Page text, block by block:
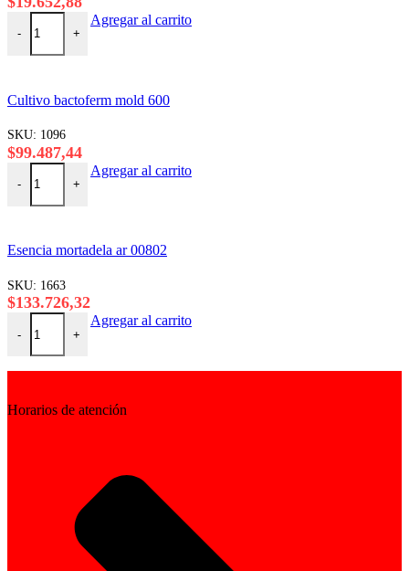
-
Cultivo bactoferm f-1 100 cantidad
+
Agregar al carrito
Cultivo bactoferm mold 600
SKU: 1096
$99.487,44
-
Cultivo bactoferm mold 600 cantidad
+
Agregar al carrito
Esencia mortadela ar 00802
SKU: 1663
$133.726,32
-
Esencia mortadela ar 00802 cantidad
+
Agregar al carrito
Horarios de atención